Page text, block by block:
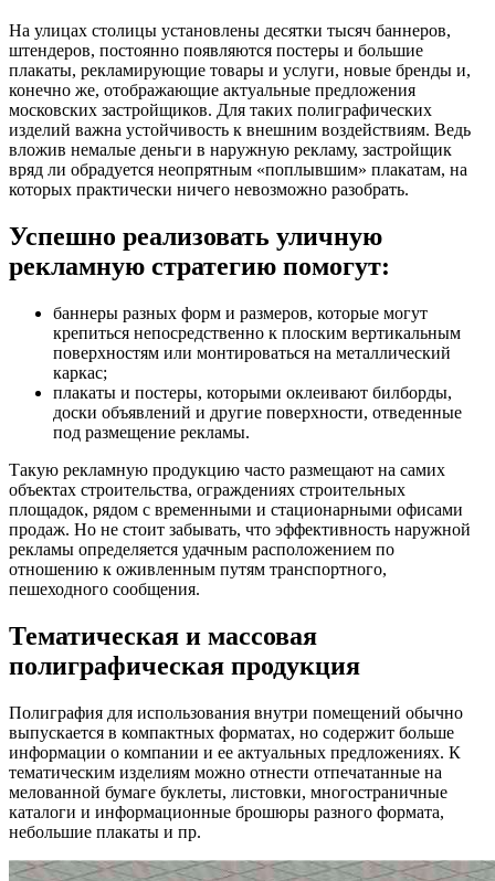
На улицах столицы установлены десятки тысяч баннеров,
штендеров, постоянно появляются постеры и большие
плакаты, рекламирующие товары и услуги, новые бренды и,
конечно же, отображающие актуальные предложения
московских застройщиков. Для таких полиграфических
изделий важна устойчивость к внешним воздействиям. Ведь
вложив немалые деньги в наружную рекламу, застройщик
вряд ли обрадуется неопрятным «поплывшим» плакатам, на
которых практически ничего невозможно разобрать.
Успешно реализовать уличную
рекламную стратегию помогут:
баннеры разных форм и размеров, которые могут
крепиться непосредственно к плоским вертикальным
поверхностям или монтироваться на металлический
каркас;
плакаты и постеры, которыми оклеивают билборды,
доски объявлений и другие поверхности, отведенные
под размещение рекламы.
Такую рекламную продукцию часто размещают на самих
объектах строительства, ограждениях строительных
площадок, рядом с временными и стационарными офисами
продаж. Но не стоит забывать, что эффективность наружной
рекламы определяется удачным расположением по
отношению к оживленным путям транспортного,
пешеходного сообщения.
Тематическая и массовая
полиграфическая продукция
Полиграфия для использования внутри помещений обычно
выпускается в компактных форматах, но содержит больше
информации о компании и ее актуальных предложениях. К
тематическим изделиям можно отнести отпечатанные на
мелованной бумаге буклеты, листовки, многостраничные
каталоги и информационные брошюры разного формата,
небольшие плакаты и пр.